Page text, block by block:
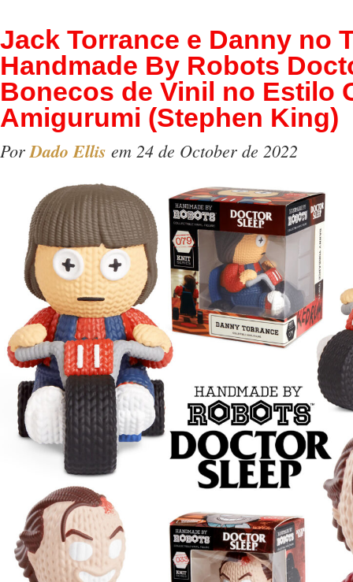
Jack Torrance e Danny no
Handmade By Robots
Bonecos de Vinil no Estilo
Amigurumi (Stephen King)
PorDado Ellis em 24 de October de 2022